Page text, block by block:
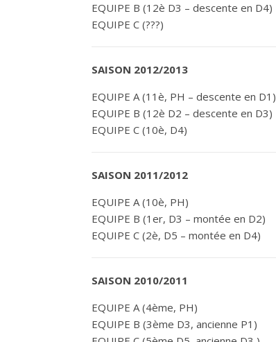
EQUIPE B (12è D3 – descente en D4)
EQUIPE C (???)
SAISON 2012/2013
EQUIPE A (11è, PH – descente en D1)
EQUIPE B (12è D2 – descente en D3)
EQUIPE C (10è, D4)
SAISON 2011/2012
EQUIPE A (10è, PH)
EQUIPE B (1er, D3 – montée en D2)
EQUIPE C (2è, D5 – montée en D4)
SAISON 2010/2011
EQUIPE A (4ème, PH)
EQUIPE B (3ème D3, ancienne P1)